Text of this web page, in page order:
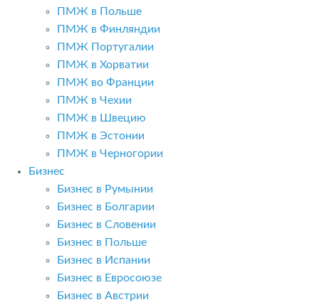
ПМЖ в Польше
ПМЖ в Финляндии
ПМЖ Португалии
ПМЖ в Хорватии
ПМЖ во Франции
ПМЖ в Чехии
ПМЖ в Швецию
ПМЖ в Эстонии
ПМЖ в Черногории
Бизнес
Бизнес в Румынии
Бизнес в Болгарии
Бизнес в Словении
Бизнес в Польше
Бизнес в Испании
Бизнес в Евросоюзе
Бизнес в Австрии